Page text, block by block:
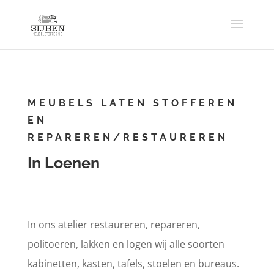
MEUBELS LATEN STOFFEREN
EN
REPAREREN/RESTAUREREN
In Loenen
In ons atelier restaureren, repareren,
politoeren, lakken en logen wij alle soorten
kabinetten, kasten, tafels, stoelen en bureaus.